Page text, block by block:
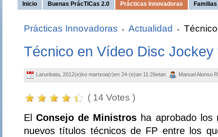
Inicio Buenas PrácTICas 2.0 Prácticas Innovadoras
Prácticas Innovadoras Actualidad
Técnico en Vídeo Disc Jockey
Larunbata, 2012(e)ko martxoa(r)en 24-(e)an 11:26etan Manuel Alonso
( 14 Votes )
El Consejo de Ministros ha aprobado los
nuevos títulos técnicos de FP entre los